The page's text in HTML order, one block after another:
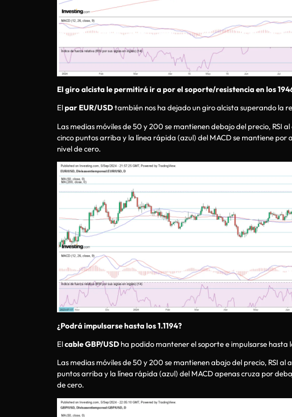
El giro alcista le permitirá ir a por el soporte/resistencia en los
Elpar EUR/USDtambién nos ha dejado un giro alcista superando la
Las medias móviles de 50 y 200 se mantienen debajo del precio, RSI
cinco puntos arriba y la línea rápida (azul) del MACD se mantiene
nivel de cero.
¿Podrá impulsarse hasta los 1.1194?
Elcable GBP/USD ha podido mantener el soporte e impulsarse hasta
Las medias móviles de 50 y 200 se mantienen abajo del precio, RSI al
puntos arriba y la línea rápida (azul) del MACD apenas cruza por
de cero.